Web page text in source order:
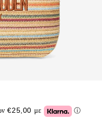
€25,00 με
ⓘ